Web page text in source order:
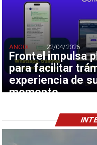
Frontel impulsa
para facilitar
experiencia de
momento
ANGOL 22/04/2026